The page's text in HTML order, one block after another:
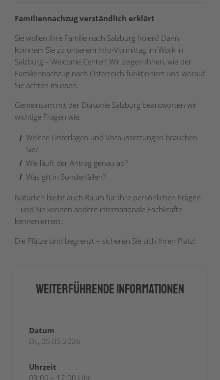
Familiennachzug verständlich erklärt
Sie wollen Ihre Familie nach Salzburg holen? Dann
kommen Sie zu unserem Info-Vormittag im Work in
Salzburg – Welcome Center! Wir zeigen Ihnen, wie der
Familiennachzug nach Österreich funktioniert und worauf
Sie achten müssen.
Gemeinsam mit der Diakonie Salzburg beantworten wir
wichtige Fragen wie:
Welche Unterlagen und Voraussetzungen brauchen
Sie?
Wie läuft der Antrag genau ab?
Was gilt in Sonderfällen?
Natürlich bleibt auch Raum für Ihre persönlichen Fragen
– und Sie können andere internationale Fachkräfte
kennenlernen.
Die Plätze sind begrenzt – sicheren Sie sich Ihren Platz!
Weiterführende Informationen
Datum
Di., 05.05.2026
Uhrzeit
09:00 – 12:00 Uhr